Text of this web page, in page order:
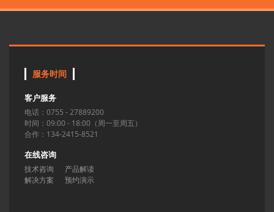
服务时间
客户服务
电话：0755 - 27889200
时间：09:00 - 18:00（周一至周五）
合作：134-2415-8521
在线咨询
技术咨询
产品解读
解决方案
预约演示